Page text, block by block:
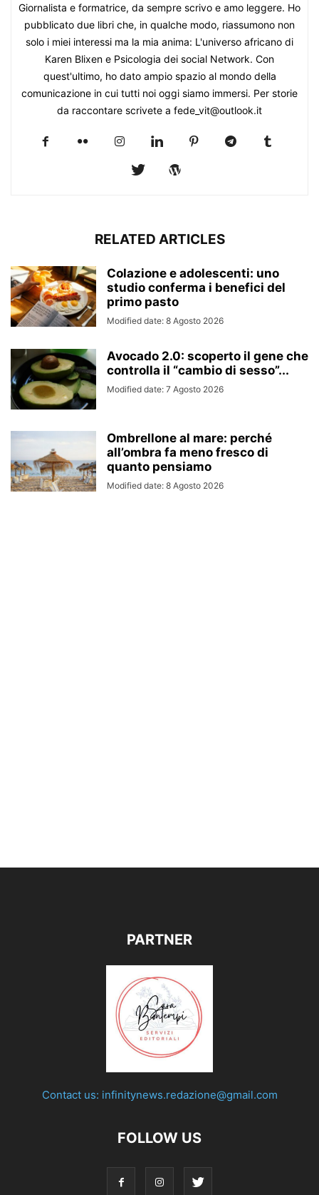
Giornalista e formatrice, da sempre scrivo e amo leggere. Ho
pubblicato due libri che, in qualche modo, riassumono non
solo i miei interessi ma la mia anima: L'universo africano di
Karen Blixen e Psicologia dei social Network. Con
quest'ultimo, ho dato ampio spazio al mondo della
comunicazione in cui tutti noi oggi siamo immersi. Per storie
da raccontare scrivete a fede_vit@outlook.it
RELATED ARTICLES
Colazione e adolescenti: uno
studio conferma i benefici del
primo pasto
Modified date: 8 Agosto 2026
Avocado 2.0: scoperto il gene che
controlla il “cambio di sesso”...
Modified date: 7 Agosto 2026
Ombrellone al mare: perché
all’ombra fa meno fresco di
quanto pensiamo
Modified date: 8 Agosto 2026
PARTNER
Contact us: infinitynews.redazione@gmail.com
FOLLOW US